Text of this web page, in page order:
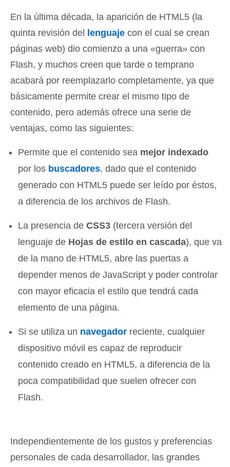
En la última década, la aparición de HTML5 (la
quinta revisión del lenguaje con el cual se crean
páginas web) dio comienzo a una «guerra» con
Flash, y muchos creen que tarde o temprano
acabará por reemplazarlo completamente, ya que
básicamente permite crear el mismo tipo de
contenido, pero además ofrece una serie de
ventajas, como las siguientes:
Permite que el contenido sea mejor indexado
por los buscadores, dado que el contenido
generado con HTML5 puede ser leído por éstos,
a diferencia de los archivos de Flash.
La presencia deCSS3 (tercera versión del
lenguaje de Hojas de estilo en cascada), que va
de la mano de HTML5, abre las puertas a
depender menos de JavaScript y poder controlar
con mayor eficacia el estilo que tendrá cada
elemento de una página.
Si se utiliza un navegador reciente, cualquier
dispositivo móvil es capaz de reproducir
contenido creado en HTML5, a diferencia de la
poca compatibilidad que suelen ofrecer con
Flash.
Independientemente de los gustos y preferencias
personales de cada desarrollador, las grandes